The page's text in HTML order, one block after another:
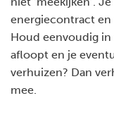
energiecontract
Houd eenvoudig
afloopt en je
verhuizen? Dan
mee.